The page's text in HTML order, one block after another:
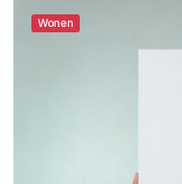
Wonen